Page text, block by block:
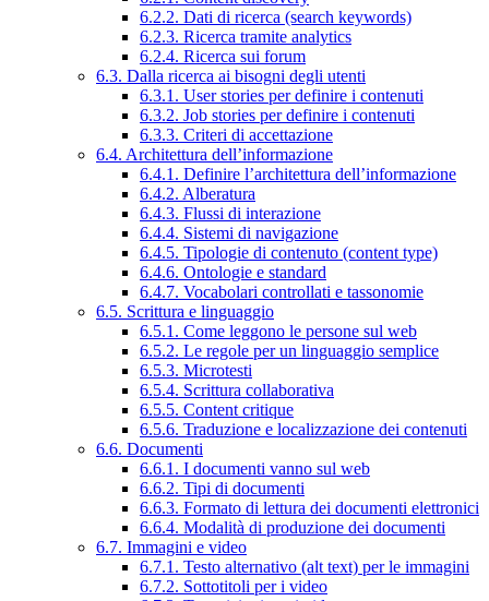
6.2.2. Dati di ricerca (search keywords)
6.2.3. Ricerca tramite analytics
6.2.4. Ricerca sui forum
6.3. Dalla ricerca ai bisogni degli utenti
6.3.1. User stories per definire i contenuti
6.3.2. Job stories per definire i contenuti
6.3.3. Criteri di accettazione
6.4. Architettura dell’informazione
6.4.1. Definire l’architettura dell’informazione
6.4.2. Alberatura
6.4.3. Flussi di interazione
6.4.4. Sistemi di navigazione
6.4.5. Tipologie di contenuto (content type)
6.4.6. Ontologie e standard
6.4.7. Vocabolari controllati e tassonomie
6.5. Scrittura e linguaggio
6.5.1. Come leggono le persone sul web
6.5.2. Le regole per un linguaggio semplice
6.5.3. Microtesti
6.5.4. Scrittura collaborativa
6.5.5. Content critique
6.5.6. Traduzione e localizzazione dei contenuti
6.6. Documenti
6.6.1. I documenti vanno sul web
6.6.2. Tipi di documenti
6.6.3. Formato di lettura dei documenti elettronici
6.6.4. Modalità di produzione dei documenti
6.7. Immagini e video
6.7.1. Testo alternativo (alt text) per le immagini
6.7.2. Sottotitoli per i video